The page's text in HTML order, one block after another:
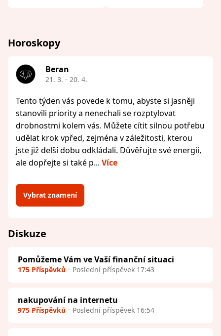
Horoskopy
Beran
21. 3. - 20. 4.
Tento týden vás povede k tomu, abyste si jasněji
stanovili priority a nenechali se rozptylovat
drobnostmi kolem vás. Můžete cítit silnou potřebu
udělat krok vpřed, zejména v záležitosti, kterou
jste již delší dobu odkládali. Důvěřujte své energii,
ale dopřejte si také p... Více
Vybrat znamení
Diskuze
Pomůžeme Vám ve Vaší finanční situaci
175 Příspěvků Poslední příspěvek 17:43
nakupování na internetu
975 Příspěvků Poslední příspěvek 16:54